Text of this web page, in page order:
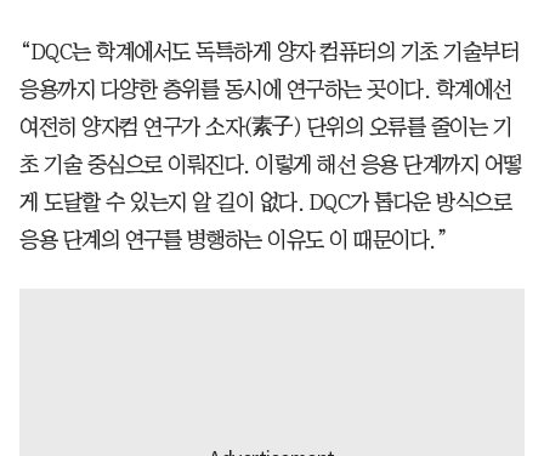
“DQC는 학계에서도 독특하게 양자 컴퓨터의 기초 기술부터
응용까지 다양한 층위를 동시에 연구하는 곳이다. 학계에선
여전히 양자컴 연구가 소자(素子) 단위의 오류를 줄이는 기
초 기술 중심으로 이뤄진다. 이렇게 해선 응용 단계까지 어떻
게 도달할 수 있는지 알 길이 없다. DQC가 톱다운 방식으로
응용 단계의 연구를 병행하는 이유도 이 때문이다.”